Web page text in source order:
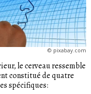
© pixabay.com
le cerveau ressemble
constitué de quatre
spécifiques: